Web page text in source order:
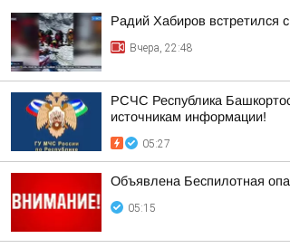
Радий Хабиров встретился
Вчера, 22:48
РСЧС Республика
источникам информации!
05:27
Объявлена Беспилотная
05:15